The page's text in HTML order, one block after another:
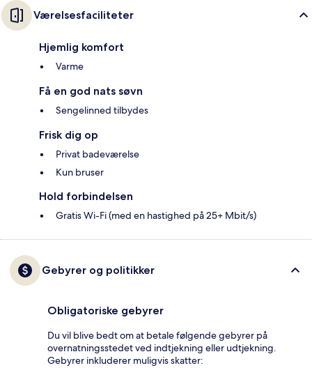
Værelsesfaciliteter
Hjemlig komfort
Varme
Få en god nats søvn
Sengelinned tilbydes
Frisk dig op
Privat badeværelse
Kun bruser
Hold forbindelsen
Gratis Wi-Fi (med en hastighed på 25+ Mbit/s)
Gebyrer og politikker
Obligatoriske gebyrer
Du vil blive bedt om at betale følgende gebyrer på
overnatningsstedet ved indtjekning eller udtjekning.
Gebyrer inkluderer muligvis skatter: